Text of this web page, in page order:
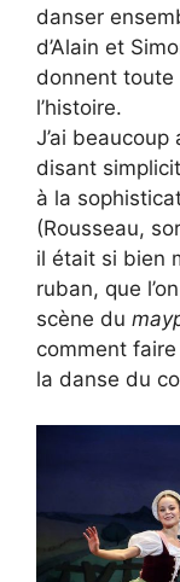
danser
d’Alain et
donnent toute
l’histoire.
J’ai
disant
à la
(Rousseau,
il était si bien
ruban, que
scène du
comment
la danse du